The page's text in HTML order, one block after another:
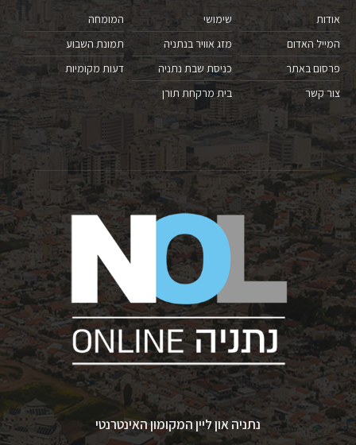
אודות
המייל האדום
פרסום באתר
צור קשר
שימושי
מזג אוויר בנתניה
כניסת שבת נתניה
בית מרקחת תורן
המומחה
תמונת השבוע
דעות מקומיות
נתניה און ליין המקומון האינטרנטי